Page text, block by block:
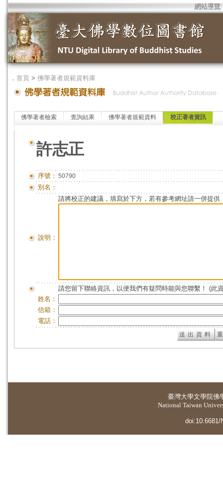
網站導覽
． 首頁 > 佛學著者規範資料庫
佛學著者檢索 查詢結果 佛學著者規範資料 校正著者資訊
許志正
序號： 50790
別名：
說明：
請將校正的建議，填寫於下方，若有參考網址請一併提供
請您留下聯絡資訊，以便我們有疑問時能與您聯繫！ (此
姓名：
信箱：
電話：
臺灣大學文學院佛
National Taiwan
doi:10.6681/